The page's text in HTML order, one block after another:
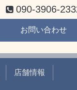
090-3906-
お問い合わせ
店舗情報